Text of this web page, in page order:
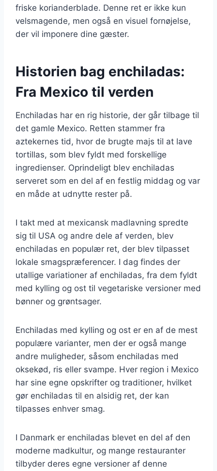
friske korianderblade. Denne ret er ikke kun
velsmagende, men også en visuel fornøjelse,
der vil imponere dine gæster.
Historien bag enchiladas:
Fra Mexico til verden
Enchiladas har en rig historie, der går tilbage til
det gamle Mexico. Retten stammer fra
aztekernes tid, hvor de brugte majs til at lave
tortillas, som blev fyldt med forskellige
ingredienser. Oprindeligt blev enchiladas
serveret som en del af en festlig middag og var
en måde at udnytte rester på.
I takt med at mexicansk madlavning spredte
sig til USA og andre dele af verden, blev
enchiladas en populær ret, der blev tilpasset
lokale smagspræferencer. I dag findes der
utallige variationer af enchiladas, fra dem fyldt
med kylling og ost til vegetariske versioner med
bønner og grøntsager.
Enchiladas med kylling og ost er en af de mest
populære varianter, men der er også mange
andre muligheder, såsom enchiladas med
oksekød, ris eller svampe. Hver region i Mexico
har sine egne opskrifter og traditioner, hvilket
gør enchiladas til en alsidig ret, der kan
tilpasses enhver smag.
I Danmark er enchiladas blevet en del af den
moderne madkultur, og mange restauranter
tilbyder deres egne versioner af denne